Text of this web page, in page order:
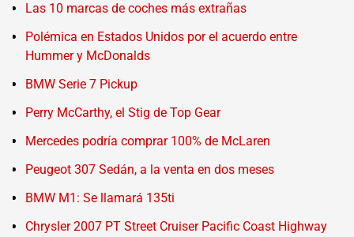
Las 10 marcas de coches más extrañas
Polémica en Estados Unidos por el acuerdo entre
Hummer y McDonalds
BMW Serie 7 Pickup
Perry McCarthy, el Stig de Top Gear
Mercedes podría comprar 100% de McLaren
Peugeot 307 Sedán, a la venta en dos meses
BMW M1: Se llamará 135ti
Chrysler 2007 PT Street Cruiser Pacific Coast Highway